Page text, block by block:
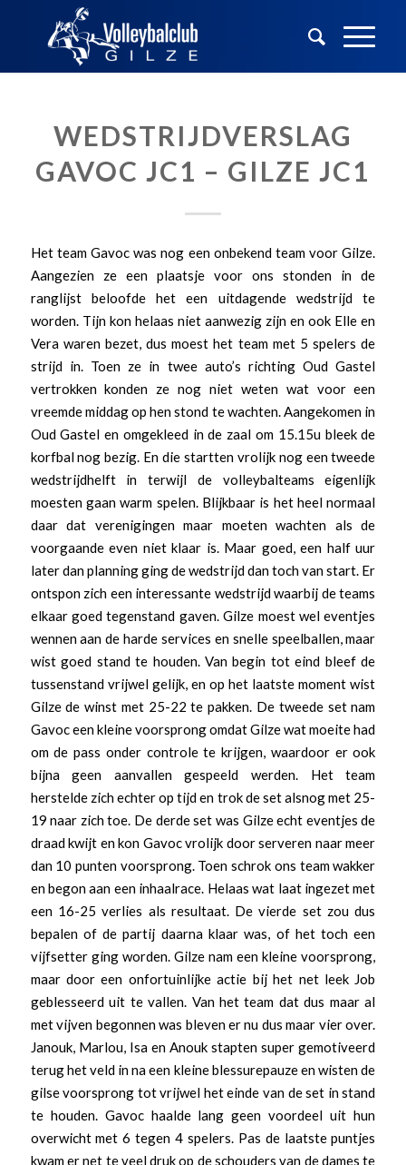
WEDSTRIJDVERSLAG
GAVOC JC1 – GILZE JC1
Het team Gavoc was nog een onbekend team voor Gilze.
Aangezien ze een plaatsje voor ons stonden in de
ranglijst beloofde het een uitdagende wedstrijd te
worden. Tijn kon helaas niet aanwezig zijn en ook Elle en
Vera waren bezet, dus moest het team met 5 spelers de
strijd in. Toen ze in twee auto’s richting Oud Gastel
vertrokken konden ze nog niet weten wat voor een
vreemde middag op hen stond te wachten. Aangekomen in
Oud Gastel en omgekleed in de zaal om 15.15u bleek de
korfbal nog bezig. En die startten vrolijk nog een tweede
wedstrijdhelft in terwijl de volleybalteams eigenlijk
moesten gaan warm spelen. Blijkbaar is het heel normaal
daar dat verenigingen maar moeten wachten als de
voorgaande even niet klaar is. Maar goed, een half uur
later dan planning ging de wedstrijd dan toch van start. Er
ontspon zich een interessante wedstrijd waarbij de teams
elkaar goed tegenstand gaven. Gilze moest wel eventjes
wennen aan de harde services en snelle speelballen, maar
wist goed stand te houden. Van begin tot eind bleef de
tussenstand vrijwel gelijk, en op het laatste moment wist
Gilze de winst met 25-22 te pakken. De tweede set nam
Gavoc een kleine voorsprong omdat Gilze wat moeite had
om de pass onder controle te krijgen, waardoor er ook
bijna geen aanvallen gespeeld werden. Het team
herstelde zich echter op tijd en trok de set alsnog met 25-
19 naar zich toe. De derde set was Gilze echt eventjes de
draad kwijt en kon Gavoc vrolijk door serveren naar meer
dan 10 punten voorsprong. Toen schrok ons team wakker
en begon aan een inhaalrace. Helaas wat laat ingezet met
een 16-25 verlies als resultaat. De vierde set zou dus
bepalen of de partij daarna klaar was, of het toch een
vijfsetter ging worden. Gilze nam een kleine voorsprong,
maar door een onfortuinlijke actie bij het net leek Job
geblesseerd uit te vallen. Van het team dat dus maar al
met vijven begonnen was bleven er nu dus maar vier over.
Janouk, Marlou, Isa en Anouk stapten super gemotiveerd
terug het veld in na een kleine blessurepauze en wisten de
gilse voorsprong tot vrijwel het einde van de set in stand
te houden. Gavoc haalde lang geen voordeel uit hun
overwicht met 6 tegen 4 spelers. Pas de laatste puntjes
kwam er net te veel druk op de schouders van de dames te